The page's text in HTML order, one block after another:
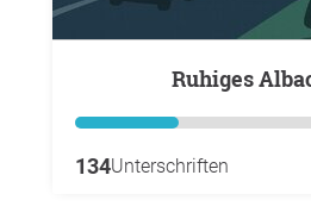
Ruhiges
134Unterschriften